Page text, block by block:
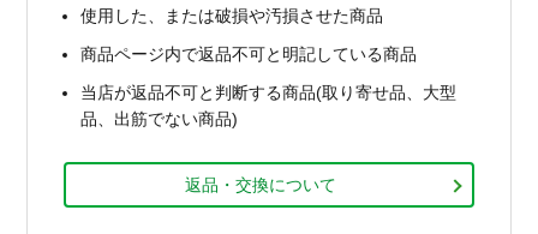
使用した、または破損や汚損させた商品
商品ページ内で返品不可と明記している商品
当店が返品不可と判断する商品(取り寄せ品、大型
品、出筋でない商品)
返品・交換について